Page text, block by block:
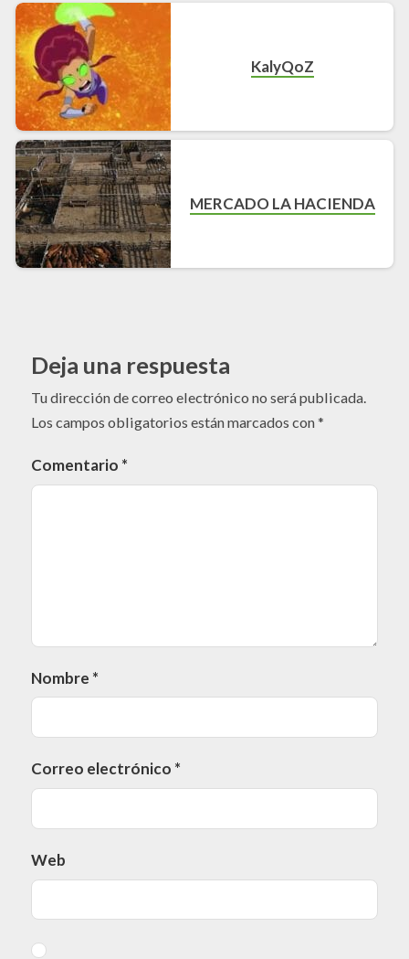
KalyQoZ
MERCADO LA HACIENDA
Deja una respuesta
Tu dirección de correo electrónico no será publicada.
Los campos obligatorios están marcados con*
Comentario *
Nombre *
Correo electrónico *
Web